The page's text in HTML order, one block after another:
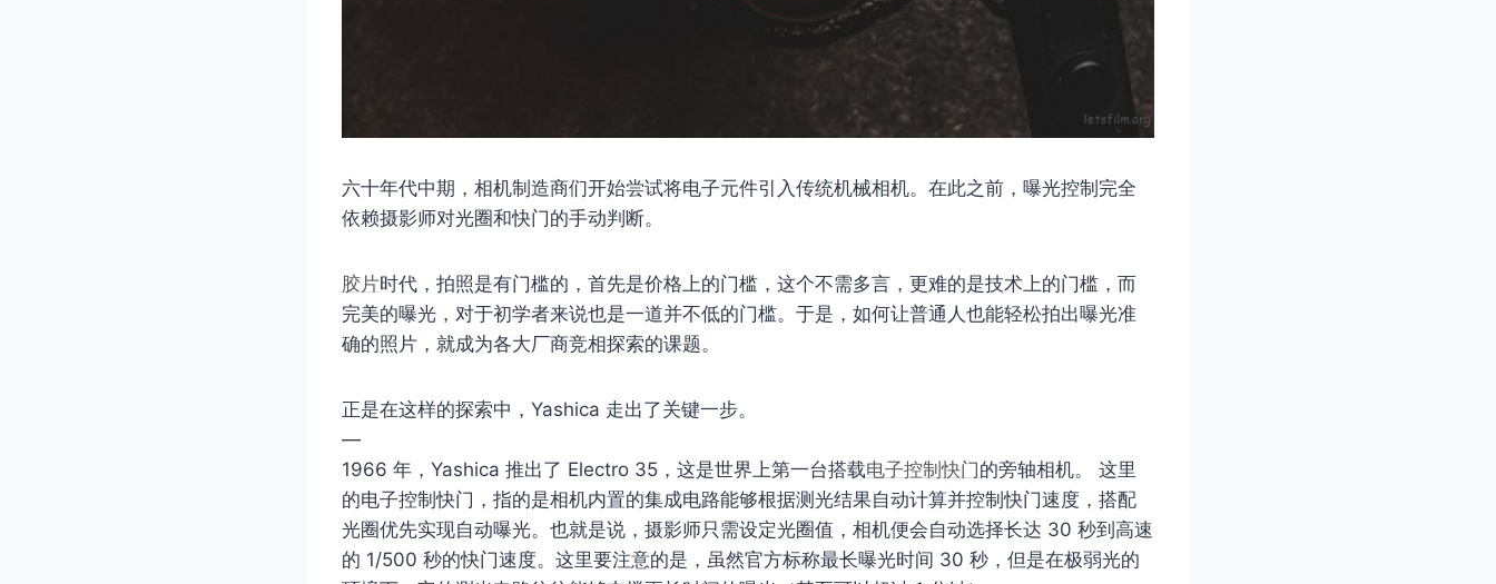
六十年代中期，相机制造商们开始尝试将电子元件引入传统机械相机。在此之前，曝光控制完全
依赖摄影师对光圈和快门的手动判断。
胶片时代，拍照是有门槛的，首先是价格上的门槛，这个不需多言，更难的是技术上的门槛，而
完美的曝光，对于初学者来说也是一道并不低的门槛。于是，如何让普通人也能轻松拍出曝光准
确的照片，就成为各大厂商竞相探索的课题。
正是在这样的探索中，Yashica 走出了关键一步。
—
1966 年，Yashica 推出了 Electro 35，这是世界上第一台搭载电子控制快门的旁轴相机。 这里
的电子控制快门，指的是相机内置的集成电路能够根据测光结果自动计算并控制快门速度，搭配
光圈优先实现自动曝光。也就是说，摄影师只需设定光圈值，相机便会自动选择长达 30 秒到高速
的 1/500 秒的快门速度。这里要注意的是，虽然官方标称最长曝光时间 30 秒，但是在极弱光的